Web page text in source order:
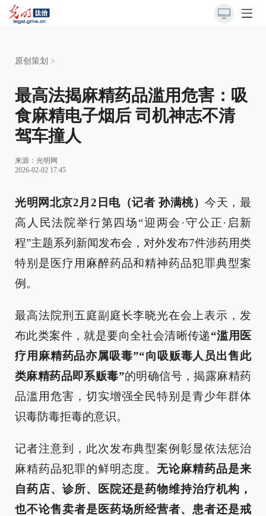
原创策划 >
最高法揭麻精药品滥用危害：吸
食麻精电子烟后 司机神志不清
驾车撞人
来源： 光明网
2026-02-02 17:45
光明网北京2月2日电（记者 孙满桃）今天，最
高人民法院举行第四场“迎两会·守公正·启新
程”主题系列新闻发布会，对外发布7件涉药用类
特别是医疗用麻醉药品和精神药品犯罪典型案
例。
最高法院刑五庭副庭长李晓光在会上表示，发
布此类案件，就是要向全社会清晰传递“滥用医
疗用麻精药品亦属吸毒”“向吸贩毒人员出售此
类麻精药品即系贩毒”的明确信号，揭露麻精药
品滥用危害，切实增强全民特别是青少年群体
识毒防毒拒毒的意识。
记者注意到，此次发布典型案例彰显依法惩治
麻精药品犯罪的鲜明态度。 无论麻精药品是来
自药店、诊所、医院还是药物维持治疗机构，
也不论售卖者是医药场所经营者、患者还是戒